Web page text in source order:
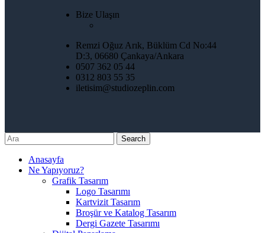
Bize Ulaşın
Remzi Oğuz Arık, Büklüm Cd No:44
D:3, 06680 Çankaya/Ankara
0507 362 05 44
0312 803 55 35
iletisim@studiozeplin.com
Search
Anasayfa
Ne Yapıyoruz?
Grafik Tasarım
Logo Tasarımı
Kartvizit Tasarım
Broşür ve Katalog Tasarım
Dergi Gazete Tasarımı